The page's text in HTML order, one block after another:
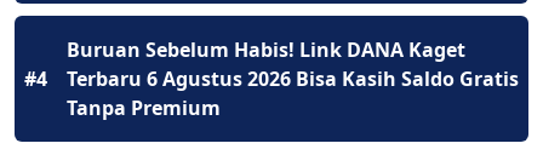
#4
Buruan Sebelum Habis! Link DANA Kaget
Terbaru 6 Agustus 2026 Bisa Kasih Saldo Gratis
Tanpa Premium